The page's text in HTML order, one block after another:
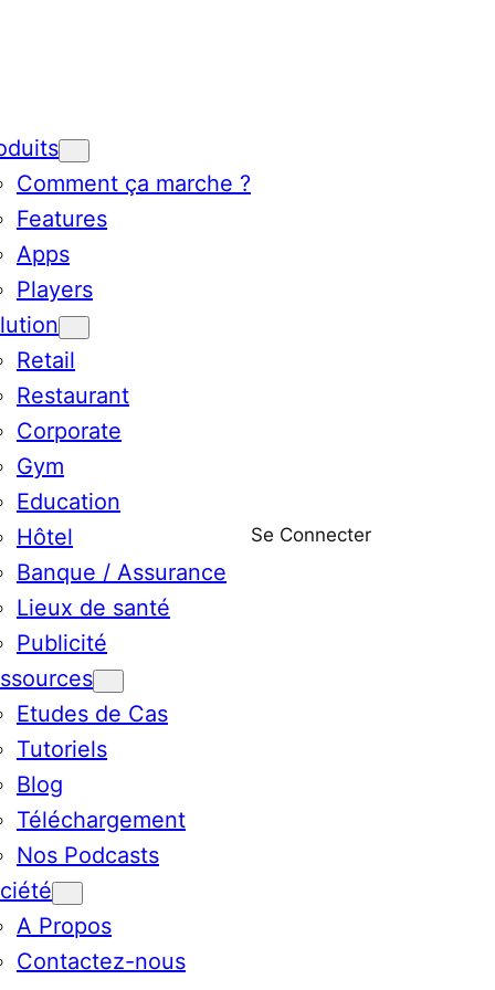
Comment ça marche ?
Features
Apps
Players
Retail
Restaurant
Corporate
Gym
Education
Hôtel
Banque / Assurance
Lieux de santé
Publicité
Etudes de Cas
Tutoriels
Blog
Téléchargement
Nos Podcasts
A Propos
Contactez-nous
Se Connecter